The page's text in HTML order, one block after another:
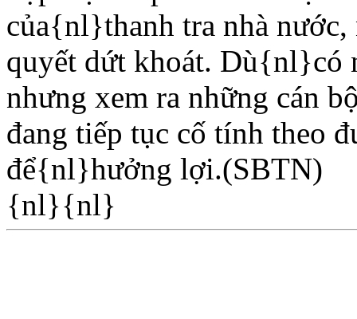
của{nl}thanh tra nhà
quyết dứt khoát. Dù{nl}có
nhưng xem ra những cán
đang tiếp tục cố tính theo
để{nl}hưởng lợi.(SBTN)
{nl}{nl}